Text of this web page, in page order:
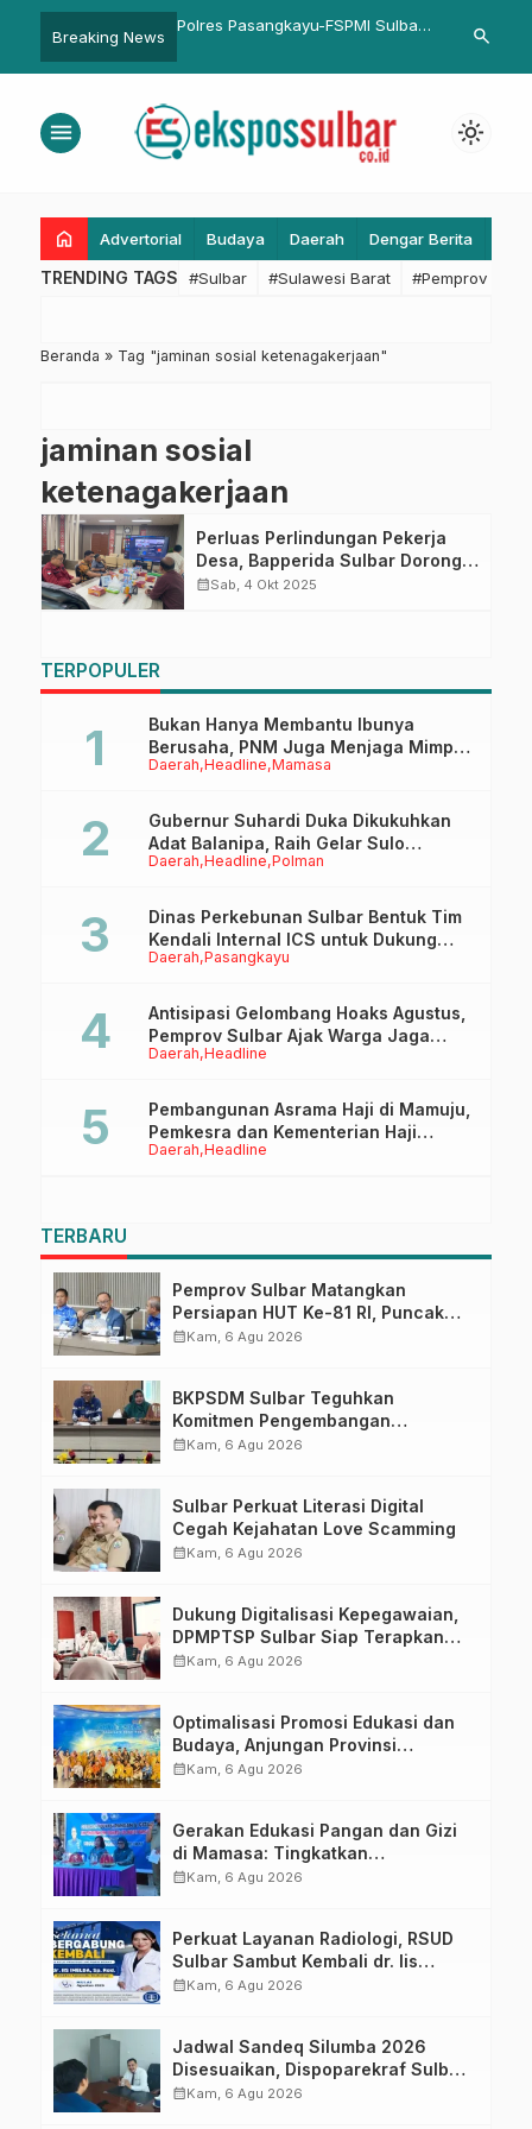
Breaking News
Diseminasi
dan Evaluasi
Polres Pasangkayu-FSPMI Sulbar
Pj
Generasi
search
menu light_mode
home Advertorial Budaya Daerah Dengar Berita
TRENDING TAGS #Sulbar #Sulawesi Barat #Pemprov
Beranda » Tag "jaminan sosial ketenagakerjaan"
jaminan sosial
ketenagakerjaan
Perluas Perlindungan Pekerja
Desa, Bapperida Sulbar Dorong
Jaminan Sosial Ketenagakerjaan
calendar_monthSab, 4 Okt 2025
TERPOPULER
Daerah Headline Mamasa
Bukan Hanya Membantu Ibunya
Berusaha, PNM Juga Menjaga Mimpi
Anaknya Untuk Menggapai Cita-Cita
Daerah Headline Polman
Gubernur Suhardi Duka Dikukuhkan
Adat Balanipa, Raih Gelar Sulo
Tappidena
Daerah Pasangkayu
Dinas Perkebunan Sulbar Bentuk Tim
Kendali Internal ICS untuk Dukung
Sertifikasi ISPO Pekebun di
Daerah Headline
Antisipasi Gelombang Hoaks Agustus,
Pemprov Sulbar Ajak Warga Jaga
Ruang Digital
Daerah Headline
Pembangunan Asrama Haji di Mamuju,
Pemkesra dan Kementerian Haji
Sulbar Tinjau Lokasi
TERBARU
Pemprov Sulbar Matangkan
Persiapan HUT Ke-81 RI, Puncak
Upacara di Lapangan Ahmad
calendar_monthKam, 6 Agu 2026
BKPSDM Sulbar Teguhkan
Komitmen Pengembangan
Kompetensi ASN melalui
calendar_monthKam, 6 Agu 2026
Sulbar Perkuat Literasi Digital
Cegah Kejahatan Love Scamming
calendar_monthKam, 6 Agu 2026
Dukung Digitalisasi Kepegawaian,
DPMPTSP Sulbar Siap Terapkan
Aplikasi FLEKSI ASN
calendar_monthKam, 6 Agu 2026
Optimalisasi Promosi Edukasi dan
Budaya, Anjungan Provinsi
Sulawesi Barat Perkuat Kolaborasi
calendar_monthKam, 6 Agu 2026
Gerakan Edukasi Pangan dan Gizi
di Mamasa: Tingkatkan
Pengetahuan dan Keterampilan
calendar_monthKam, 6 Agu 2026
Perkuat Layanan Radiologi, RSUD
Sulbar Sambut Kembali dr. Iis
Imelda, Sp.Rad
calendar_monthKam, 6 Agu 2026
Jadwal Sandeq Silumba 2026
Disesuaikan, Dispoparekraf Sulbar
Pastikan Persiapan Tetap
calendar_monthKam, 6 Agu 2026